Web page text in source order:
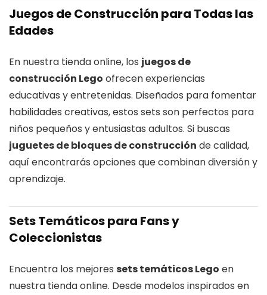
Juegos de Construcción para Todas las
Edades
En nuestra tienda online, los juegos de
construcción Lego ofrecen experiencias
educativas y entretenidas. Diseñados para fomentar
habilidades creativas, estos sets son perfectos para
niños pequeños y entusiastas adultos. Si buscas
juguetes de bloques de construcción de calidad,
aquí encontrarás opciones que combinan diversión y
aprendizaje.
Sets Temáticos para Fans y
Coleccionistas
Encuentra los mejores sets temáticos Lego en
nuestra tienda online. Desde modelos inspirados en